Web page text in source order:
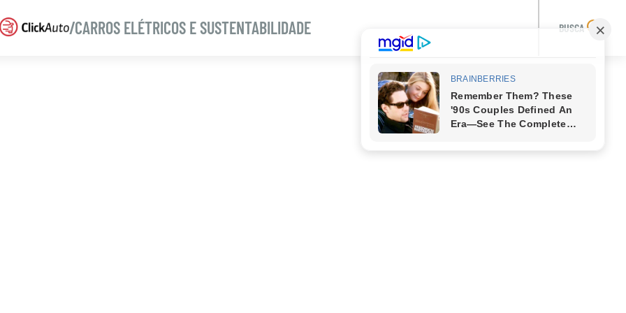
/CARROS ELÉTRICOS E SUSTENTABILIDADE BUSCA